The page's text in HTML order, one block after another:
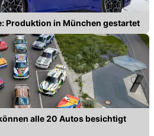
Produktion in München gestartet
alle 20 Autos besichtigt